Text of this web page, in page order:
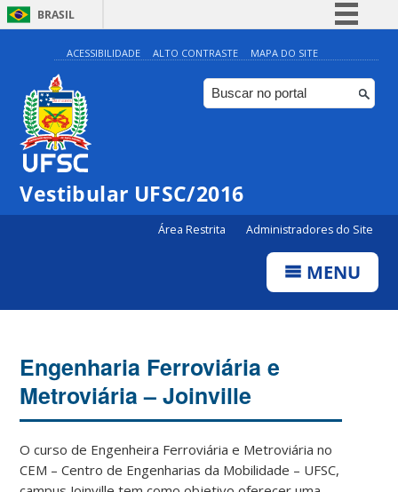
BRASIL
Simplifique!
Comunica BR
Participe
ACESSIBILIDADE ALTO CONTRASTE MAPA DO SITE
Vestibular UFSC/2016
Área Restrita Administradores do Site
MENU
Engenharia Ferroviária e
Metroviária – Joinville
O curso de Engenheira Ferroviária e Metroviária no
CEM – Centro de Engenharias da Mobilidade – UFSC,